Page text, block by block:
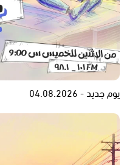
يوم جديد - 04.08.2026